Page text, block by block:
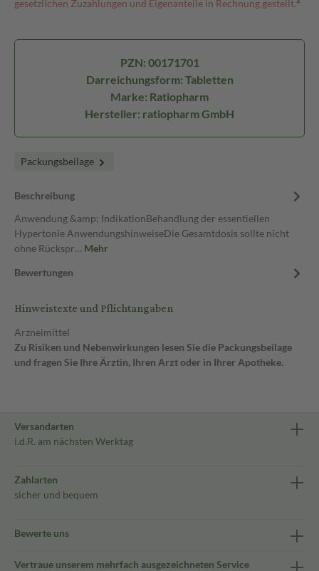
gesetzlichen Zuzahlungen und Eigenanteile in Rechnung gestellt.⁴
PZN: 00171701
Darreichungsform: Tabletten
Marke: Ratiopharm
Hersteller: ratiopharm GmbH
Packungsbeilage
Beschreibung
Anwendung &amp; IndikationBehandlung der essentiellen
Hypertonie AnwendungshinweiseDie Gesamtdosis sollte nicht
ohne Rückspr… Mehr
Bewertungen
Hinweistexte und Pflichtangaben
Arzneimittel
Zu Risiken und Nebenwirkungen lesen Sie die Packungsbeilage
und fragen Sie Ihre Ärztin, Ihren Arzt oder in Ihrer Apotheke.
Versandarten
i.d.R. am nächsten Werktag
Zahlarten
sicher und bequem
Bewerte uns
Vertraue unserem mehrfach ausgezeichneten Service